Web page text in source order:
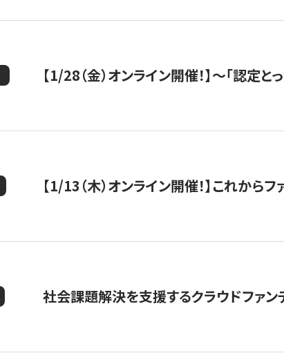
【1/28（金）オンライン開催！】〜「認定
【1/13（木）オンライン開催！】これか
社会課題解決を支援するクラウドファ